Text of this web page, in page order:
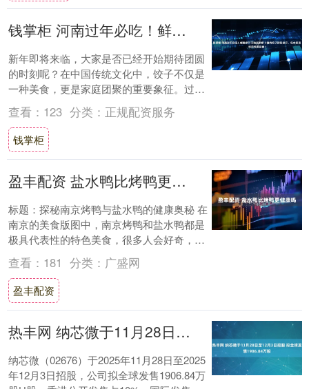
钱掌柜 河南过年必吃！鲜嫩多汁不油腻的萝卜猪肉饺子调馅秘方，包水饺蒸饺煎饺都巨香！
新年即将来临，大家是否已经开始期待团圆
的时刻呢？在中国传统文化中，饺子不仅是
一种美食，更是家庭团聚的重要象征。过年
时，热气腾腾的饺子总能让人倍感温馨与幸
福。你是....
查看： 123 分类： 正规配资服务
钱掌柜
盈丰配资 盐水鸭比烤鸭更健康吗
标题：探秘南京烤鸭与盐水鸭的健康奥秘 在
南京的美食版图中，南京烤鸭和盐水鸭都是
极具代表性的特色美食，很多人会好奇，盐
水鸭是不是比烤鸭更健康呢？下面我们从多
个方面....
查看： 181 分类： 广盛网
盈丰配资
热丰网 纳芯微于11月28日至12月3日招股 拟全球发售1906.84万股
纳芯微（02676）于2025年11月28日至2025
年12月3日招股，公司拟全球发售1906.84万